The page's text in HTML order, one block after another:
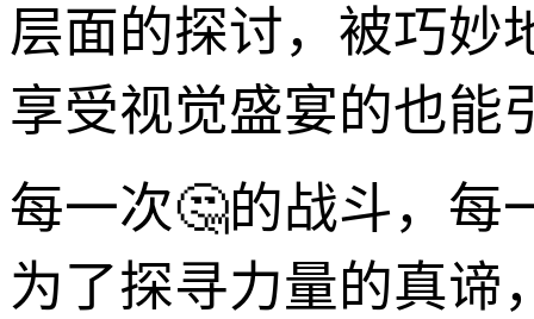
层面的探讨，被巧妙
享受视觉盛宴的也能
每一次🤔的战斗，每
为了探寻力量的真谛